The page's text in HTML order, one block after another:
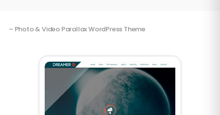
– Photo & Video Parallax WordPress Theme